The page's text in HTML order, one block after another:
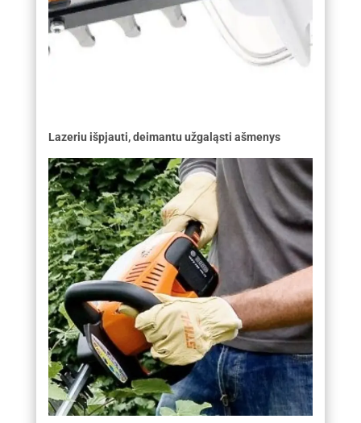
Lazeriu išpjauti, deimantu užgaląsti ašmenys